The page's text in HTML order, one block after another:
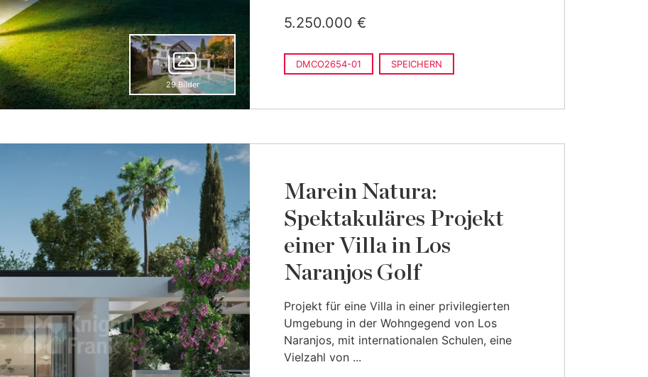
29 Bilder
5.250.000 €
DMCO2654-01 SPEICHERN
Marein Natura:
Spektakuläres Projekt
einer Villa in Los
Naranjos Golf
Projekt für eine Villa in einer privilegierten
Umgebung in der Wohngegend von Los
Naranjos, mit internationalen Schulen, eine
Vielzahl von ...